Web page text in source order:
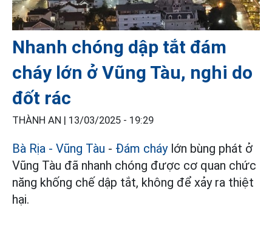
Nhanh chóng dập tắt đám
cháy lớn ở Vũng Tàu, nghi do
đốt rác
THÀNH AN | 13/03/2025 - 19:29
Bà Rịa - Vũng Tàu - Đám cháylớn bùng phát ở
Vũng Tàu đã nhanh chóng được cơ quan chức
năng khống chế dập tắt, không để xảy ra thiệt
hại.